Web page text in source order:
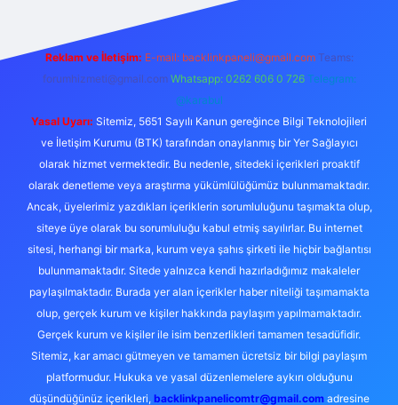
Reklam ve İletişim: E-mail: backlinkpaneli@gmail.com Teams:
forumhizmeti@gmail.com Whatsapp: 0262 606 0 726 Telegram:
@karabul
Yasal Uyarı: Sitemiz, 5651 Sayılı Kanun gereğince Bilgi Teknolojileri
ve İletişim Kurumu (BTK) tarafından onaylanmış bir Yer Sağlayıcı
olarak hizmet vermektedir. Bu nedenle, sitedeki içerikleri proaktif
olarak denetleme veya araştırma yükümlülüğümüz bulunmamaktadır.
Ancak, üyelerimiz yazdıkları içeriklerin sorumluluğunu taşımakta olup,
siteye üye olarak bu sorumluluğu kabul etmiş sayılırlar. Bu internet
sitesi, herhangi bir marka, kurum veya şahıs şirketi ile hiçbir bağlantısı
bulunmamaktadır. Sitede yalnızca kendi hazırladığımız makaleler
paylaşılmaktadır. Burada yer alan içerikler haber niteliği taşımamakta
olup, gerçek kurum ve kişiler hakkında paylaşım yapılmamaktadır.
Gerçek kurum ve kişiler ile isim benzerlikleri tamamen tesadüfidir.
Sitemiz, kar amacı gütmeyen ve tamamen ücretsiz bir bilgi paylaşım
platformudur. Hukuka ve yasal düzenlemelere aykırı olduğunu
düşündüğünüz içerikleri, backlinkpanelicomtr@gmail.comadresine